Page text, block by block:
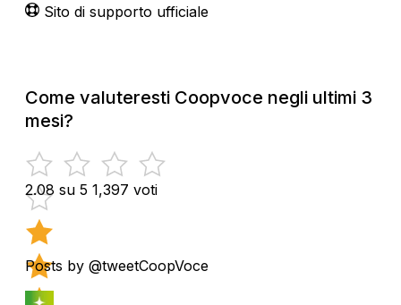
Sito di supporto ufficiale
Come valuteresti Coopvoce negli ultimi 3
mesi?
2.08 su 5 1,397 voti
Posts by @tweetCoopVoce